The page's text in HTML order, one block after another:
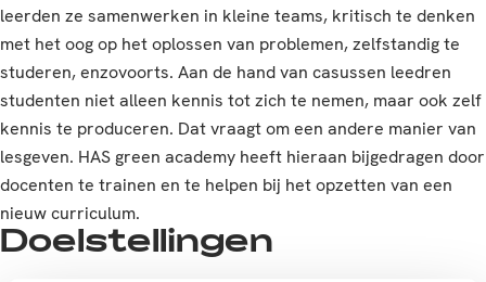
leerden ze samenwerken in kleine teams, kritisch te denken
met het oog op het oplossen van problemen, zelfstandig te
studeren, enzovoorts. Aan de hand van casussen leedren
studenten niet alleen kennis tot zich te nemen, maar ook zelf
kennis te produceren. Dat vraagt om een andere manier van
lesgeven. HAS green academy heeft hieraan bijgedragen door
docenten te trainen en te helpen bij het opzetten van een
nieuw curriculum.
Doelstellingen